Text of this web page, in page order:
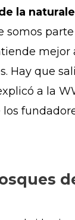
la
somos parte
mejor
Hay que
a la